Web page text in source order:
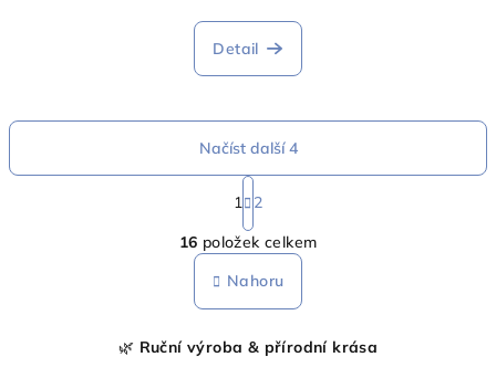
Detail
O
v
l
á
a
Načíst další 4
S
t
r
á
n
k
o
á
1
2
16 položek celkem
Nahoru
🌿 Ruční výroba & přírodní krása